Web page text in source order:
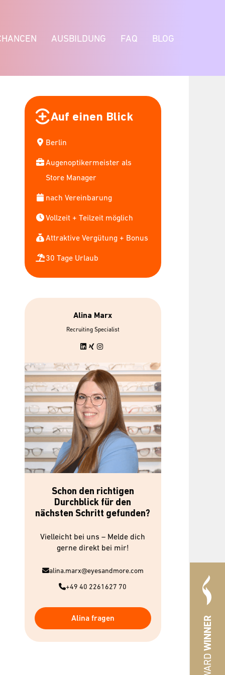
AUSBILDUNG FAQ BLOG
WINNER
Auf einen Blick
Berlin
Augenoptikermeister als
Store Manager
nach Vereinbarung
Vollzeit + Teilzeit möglich
Attraktive Vergütung + Bonus
30 Tage Urlaub
Alina Marx
Recruiting Specialist
Schon den richtigen
Durchblick für den
nächsten Schritt gefunden?
Vielleicht bei uns – Melde dich
gerne direkt bei mir!
alina.marx@eyesandmore.com
+49 40 2261627 70
Alina fragen